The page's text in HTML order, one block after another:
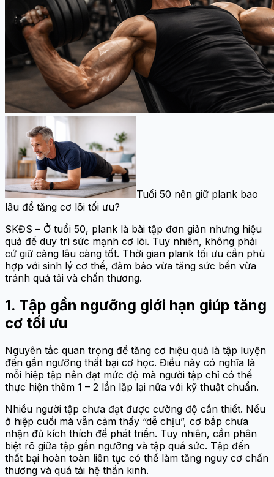
Tuổi 50 nên giữ plank bao
lâu để tăng cơ lõi tối ưu?
SKĐS – Ở tuổi 50, plank là bài tập đơn giản nhưng hiệu
quả để duy trì sức mạnh cơ lõi. Tuy nhiên, không phải
cứ giữ càng lâu càng tốt. Thời gian plank tối ưu cần phù
hợp với sinh lý cơ thể, đảm bảo vừa tăng sức bền vừa
tránh quá tải và chấn thương.
1. Tập gần ngưỡng giới hạn giúp tăng
cơ tối ưu
Nguyên tắc quan trọng để tăng cơ hiệu quả là tập luyện
đến gần ngưỡng thất bại cơ học. Điều này có nghĩa là
mỗi hiệp tập nên đạt mức độ mà người tập chỉ có thể
thực hiện thêm 1 – 2 lần lặp lại nữa với kỹ thuật chuẩn.
Nhiều người tập chưa đạt được cường độ cần thiết. Nếu
ở hiệp cuối mà vẫn cảm thấy “dễ chịu”, cơ bắp chưa
nhận đủ kích thích để phát triển. Tuy nhiên, cần phân
biệt rõ giữa tập gần ngưỡng và tập quá sức. Tập đến
thất bại hoàn toàn liên tục có thể làm tăng nguy cơ chấn
thương và quá tải hệ thần kinh.